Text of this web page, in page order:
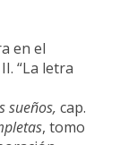
en el
“La letra
sueños, cap.
, tomo